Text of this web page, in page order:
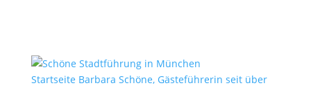
Startseite Barbara Schöne, Gästeführerin seit über